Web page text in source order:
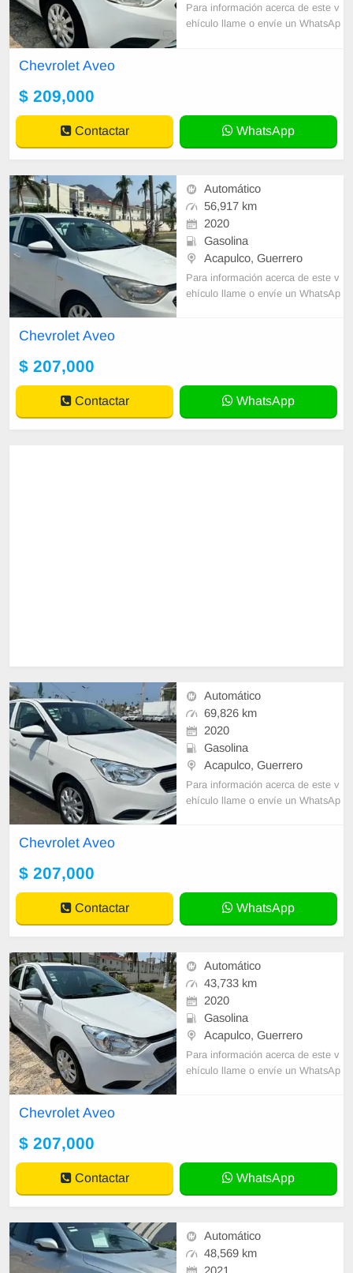
Para información acerca de este v
ehículo llame o envíe un WhatsAp
Chevrolet Aveo
$ 209,000
Contactar WhatsApp
Automático
56,917 km
2020
Gasolina
Acapulco, Guerrero
Para información acerca de este v
ehículo llame o envíe un WhatsAp
Chevrolet Aveo
$ 207,000
Contactar WhatsApp
Automático
69,826 km
2020
Gasolina
Acapulco, Guerrero
Para información acerca de este v
ehículo llame o envíe un WhatsAp
Chevrolet Aveo
$ 207,000
Contactar WhatsApp
Automático
43,733 km
2020
Gasolina
Acapulco, Guerrero
Para información acerca de este v
ehículo llame o envíe un WhatsAp
Chevrolet Aveo
$ 207,000
Contactar WhatsApp
Automático
48,569 km